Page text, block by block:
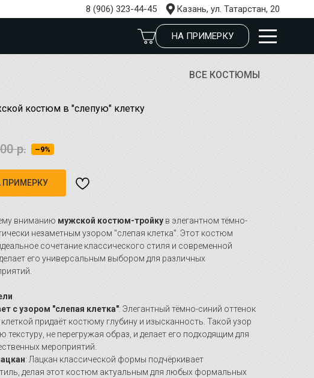
8 (906) 323-44-45 Казань, ул. Татарстан, 20
НА ПРИМЕРКУ
ВСЕ КОСТЮМЫ
костюм в "слепую" клетку
р. –9%
ПРИМЕРКУ
вниманию мужской костюм-тройкув элегантном тёмно-
незаметным узором "слепая клетка". Этот костюм
сочетание классического стиля и современной
его универсальным выбором для различных
с узором "слепая клетка": Элегантный тёмно-синий оттенок
придаёт костюму глубину и изысканность. Такой узор
текстуру, не перегружая образ, и делает его подходящим для
мероприятий.
: Лацкан классической формы подчёркивает
делая этот костюм актуальным для любых формальных